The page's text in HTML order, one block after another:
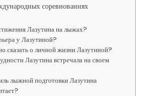
соревнованиях
Лазутина на лыжах?
у Лазутиной?
сказать о личной жизни Лазутиной?
Лазутина встречала на своем
лыжной подготовки Лазутина